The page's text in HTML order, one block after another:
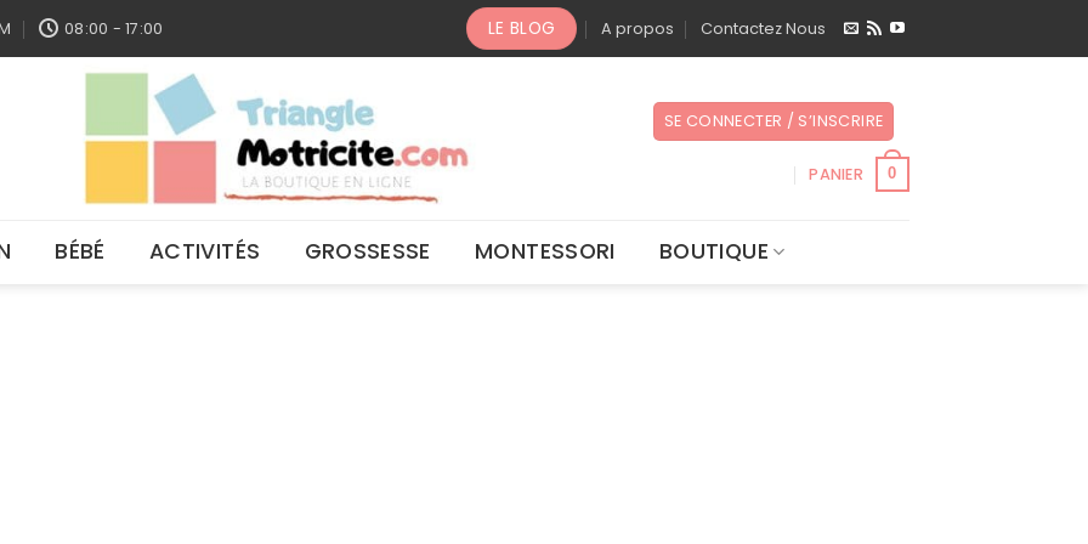
08:00 - 17:00 LE BLOG A propos Contactez Nous
SE CONNECTER / S’INSCRIRE
PANIER 0
BÉBÉ ACTIVITÉS GROSSESSE MONTESSORI BOUTIQUE